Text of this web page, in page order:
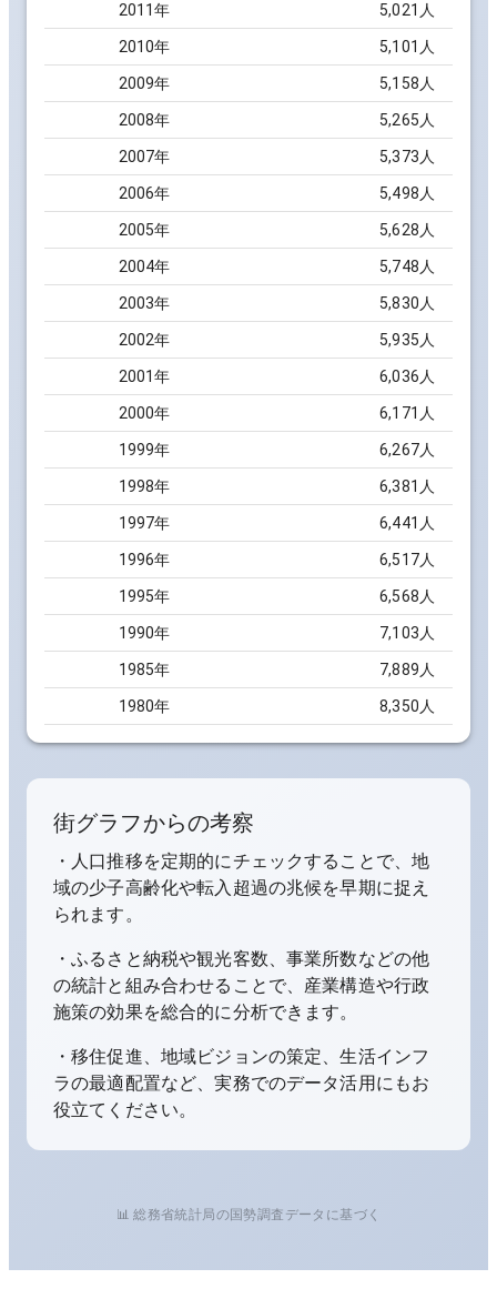
2011年 5,021 人
2010年 5,101 人
2009年 5,158 人
2008年 5,265 人
2007年 5,373 人
2006年 5,498 人
2005年 5,628 人
2004年 5,748 人
2003年 5,830 人
2002年 5,935 人
2001年 6,036 人
2000年 6,171 人
1999年 6,267人
1998年 6,381 人
1997年 6,441 人
1996年 6,517人
1995年 6,568 人
1990年 7,103 人
1985年 7,889 人
1980年 8,350 人
街グラフからの考察
・人口推移を定期的にチェックすることで、地
域の少子高齢化や転入超過の兆候を早期に捉え
られます。
・ふるさと納税や観光客数、事業所数などの他
の統計と組み合わせることで、産業構造や行政
施策の効果を総合的に分析できます。
・移住促進、地域ビジョンの策定、生活インフ
ラの最適配置など、実務でのデータ活用にもお
役立てください。
📊 総務省統計局の国勢調査データに基づく